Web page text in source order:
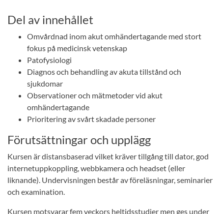
Del av innehållet
Omvårdnad inom akut omhändertagande med stort
fokus på medicinsk vetenskap
Patofysiologi
Diagnos och behandling av akuta tillstånd och
sjukdomar
Observationer och mätmetoder vid akut
omhändertagande
Prioritering av svårt skadade personer
Förutsättningar och upplägg
Kursen är distansbaserad vilket kräver tillgång till dator, god
internetuppkoppling, webbkamera och headset (eller
liknande). Undervisningen består av föreläsningar, seminarier
och examination.
Kursen motsvarar fem veckors heltidsstudier men ges under